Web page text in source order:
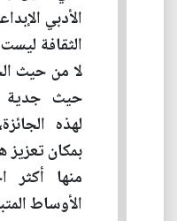
الأدبي
الثقافة
لا من حيث
حيث جدية
لهذه
بمكان تعزيز
منها أكثر
الأوساط